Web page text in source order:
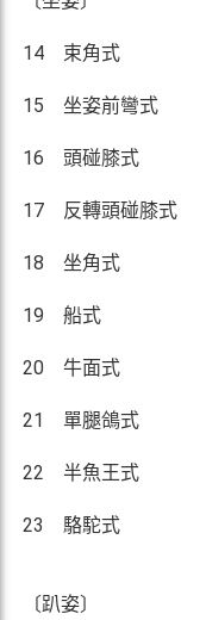
14 束角式
15 坐姿前彎式
16 頭碰膝式
17 反轉頭碰膝式
18 坐角式
19 船式
20 牛面式
21 單腿鴿式
22 半魚王式
23 駱駝式
〔趴姿〕